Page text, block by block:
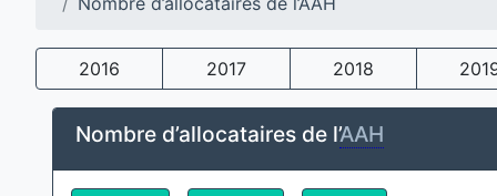
2016 2017 2018
Nombre d’allocataires de l’AAH